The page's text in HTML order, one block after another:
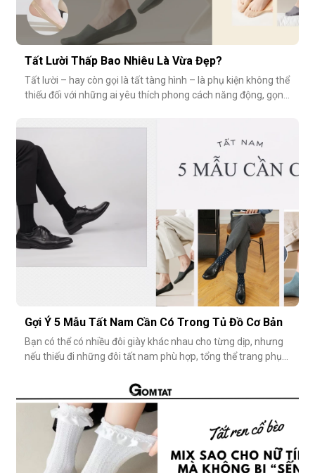
Tất Lười Thấp Bao Nhiêu Là Vừa Đẹp?
Tất lười – hay còn gọi là tất tàng hình – là phụ kiện không thể
thiếu đối với những ai yêu thích phong cách năng động, gọn
nhiêu là vừa đẹp? Nếu quá thấp, tất dễ bị tuột; nếu quá c
Gợi Ý 5 Mẫu Tất Nam Cần Có Trong Tủ Đồ Cơ Bản
Bạn có thể có nhiều đôi giày khác nhau cho từng dịp, nhưng
nếu thiếu đi những đôi tất nam phù hợp, tổng thể trang phục
nhỏ nhặt, nhưng lại góp phần định hình phong cách, nâng
tầm sự chỉn chu và thể hiện gu thẩm mỹ cá nhân một cách
rõ rệt. Dưới đâ